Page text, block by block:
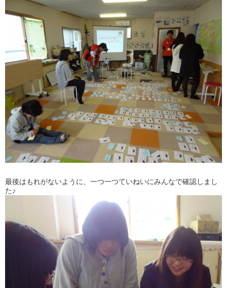
最後はもれがないように、一つ一つていねいにみんなで確認しまし
た♪